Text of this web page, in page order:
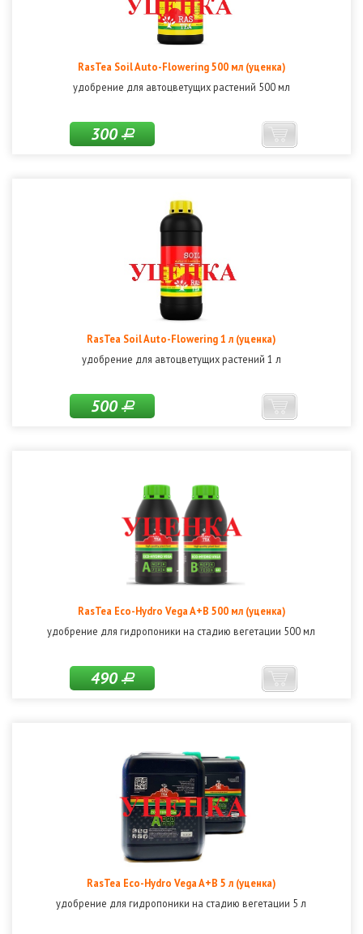
RasTea Soil Auto-Flowering 500 мл (уценка)
удобрение для автоцветущих растений 500 мл
300Р
RasTea Soil Auto-Flowering 1 л (уценка)
удобрение для автоцветущих растений 1 л
500Р
RasTea Eco-Hydro Vega A+B 500 мл (уценка)
удобрение для гидропоники на стадию вегетации 500 мл
490Р
RasTea Eco-Hydro Vega A+B 5 л (уценка)
удобрение для гидропоники на стадию вегетации 5 л